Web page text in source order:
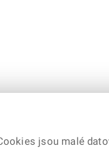
jsou malé